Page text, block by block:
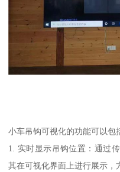
小车吊钩可视化的功能可以包
1. 实时显示吊钩位置：通过
其在可视化界面上进行展示，